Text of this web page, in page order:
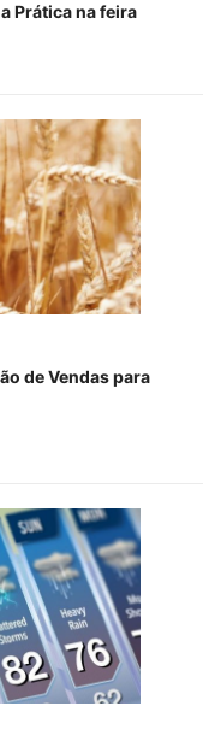
Prática na feira
de Vendas para